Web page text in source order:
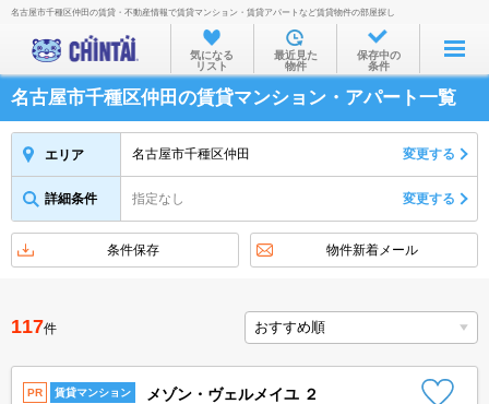
お部屋を探す
沿線・駅から
住所から
家賃相場から
物件特集から
不動産会社から
TOP
名古屋市千種区仲田の賃貸・不動産情報で賃貸マンション・賃貸アパートなど賃貸物件の部屋探し
気になる
リスト
最近見た
物件
保存中の
条件
名古屋市千種区仲田の賃貸マンション・アパート一覧
エリア 名古屋市千種区仲田 変更する
詳細条件 指定なし 変更する
条件保存 物件新着メール
117件
PR 賃貸マンション メゾン・ヴェルメイユ ２